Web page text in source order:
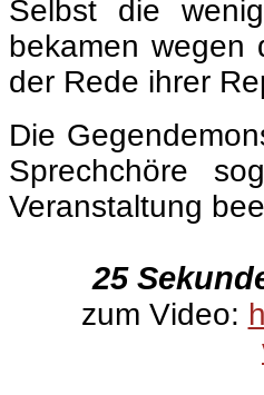
Sprechchöre
Veranstaltung
.
25
zum Video:
└ Schlagwörter:
kapitalistische